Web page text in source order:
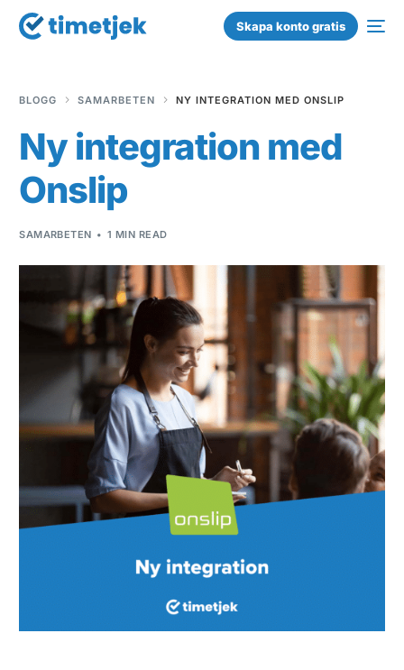
Skapa konto gratis
BLOGG SAMARBETEN NY INTEGRATION MED ONSLIP
Ny integration med
Onslip
SAMARBETEN 1 MIN READ